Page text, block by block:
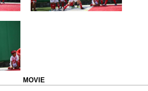
MOVIE